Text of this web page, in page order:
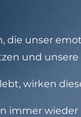
die unser
und
wirken
immer